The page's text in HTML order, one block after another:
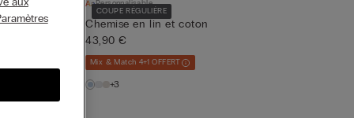
COUPE RÉGULIÈRE
Personnalisable
Chemise en lin et coton
43,90 €
Mix & Match 4+1 OFFERT
+3